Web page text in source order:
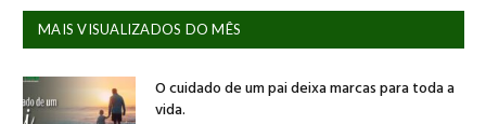
MAIS VISUALIZADOS DO MÊS
O cuidado de um pai deixa marcas para toda a
vida.